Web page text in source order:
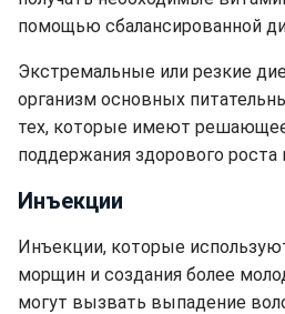
помощью сбалансированной
Экстремальные или резкие
организм основных
тех, которые имеют
поддержания здорового роста
Инъекции
Инъекции, которые
морщин и создания более
могут вызвать выпадение